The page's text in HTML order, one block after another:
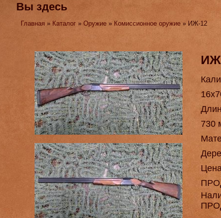
Вы здесь
Главная » Каталог »Оружие » Комиссионное оружие » ИЖ-12
730